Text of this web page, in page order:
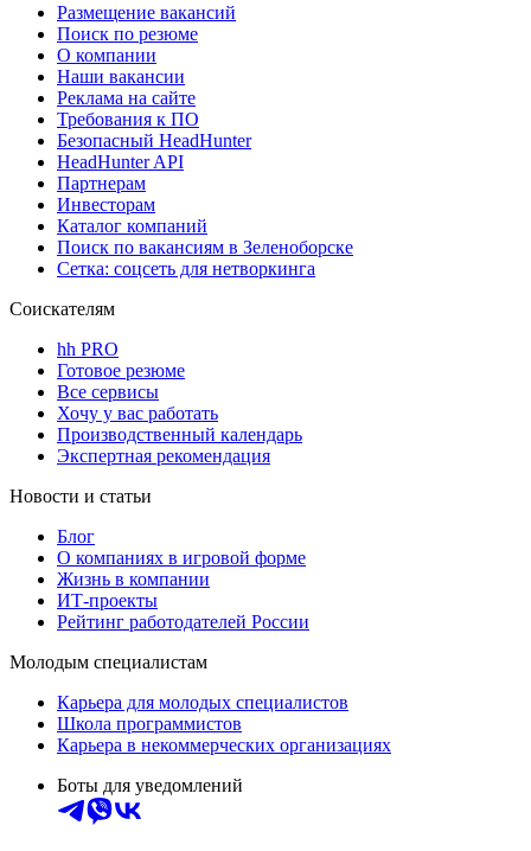
Размещение вакансий
Поиск по резюме
О компании
Наши вакансии
Реклама на сайте
Требования к ПО
Безопасный HeadHunter
HeadHunter API
Партнерам
Инвесторам
Каталог компаний
Поиск по вакансиям в Зеленоборске
Сетка: соцсеть для нетворкинга
Соискателям
hh PRO
Готовое резюме
Все сервисы
Хочу у вас работать
Производственный календарь
Экспертная рекомендация
Новости и статьи
Блог
О компаниях в игровой форме
Жизнь в компании
ИТ-проекты
Рейтинг работодателей России
Молодым специалистам
Карьера для молодых специалистов
Школа программистов
Карьера в некоммерческих организациях
Боты для уведомлений